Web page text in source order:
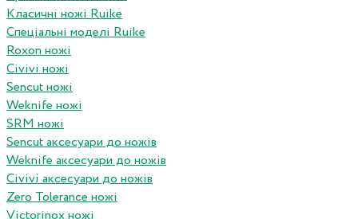
Класичні ножі Ruike
Спеціальні моделі Ruike
Roxon ножi
Civivi ножі
Sencut ножі
Weknife ножі
SRM ножі
Sencut аксесуари до ножів
Weknife аксесуари до ножів
Civivi аксесуари до ножів
Zero Tolerance ножі